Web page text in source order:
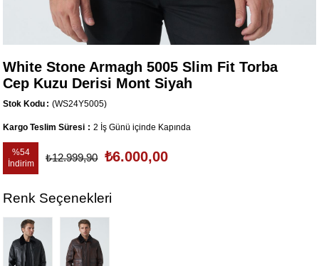
White Stone Armagh 5005 Slim Fit Torba
Cep Kuzu Derisi Mont Siyah
Stok Kodu (WS24Y5005)
Kargo Teslim Süresi : 2 İş Günü içinde Kapında
%54
İndirim
₺12.999,90 ₺6.000,00
Renk Seçenekleri